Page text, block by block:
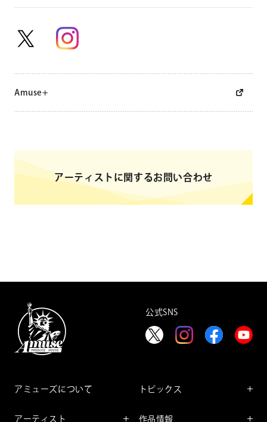
a
a
R
Amuse+
アーティストに関するお問い合わせ
公式SNS
アミューズについて
アーティスト
トピックス
作品情報